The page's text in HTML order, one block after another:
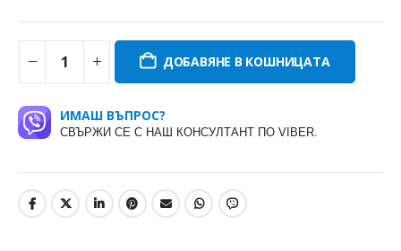
ДОБАВЯНЕ В КОШНИЦАТА
ИМАШ ВЪПРОС?
СВЪРЖИ СЕ С НАШ КОНСУЛТАНТ ПО VIBER.